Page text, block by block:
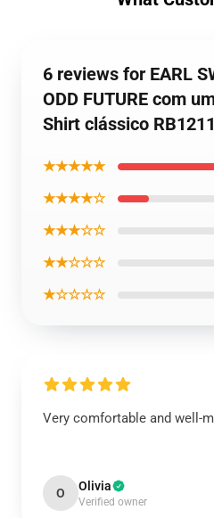
6 reviews for EARL
ODD FUTURE com
Shirt clássico RB1211
★★★★★
★★★★☆
★★★☆☆
★★☆☆☆
★☆☆☆☆
Very comfortable and well-
O Olivia
Verified owner